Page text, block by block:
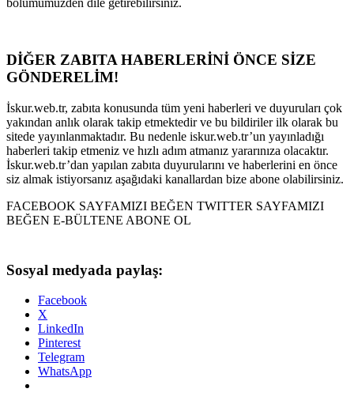
DİĞER ZABITA HABERLERİNİ ÖNCE SİZE
GÖNDERELİM!
İskur.web.tr, zabıta konusunda tüm yeni haberleri ve duyuruları çok
yakından anlık olarak takip etmektedir ve bu bildiriler ilk olarak bu
sitede yayınlanmaktadır. Bu nedenle iskur.web.tr’un yayınladığı
haberleri takip etmeniz ve hızlı adım atmanız yararınıza olacaktır.
İskur.web.tr’dan yapılan zabıta duyurularını ve haberlerini en önce
siz almak istiyorsanız aşağıdaki kanallardan bize abone olabilirsiniz.
FACEBOOK SAYFAMIZI BEĞEN TWITTER SAYFAMIZI
BEĞEN E-BÜLTENE ABONE OL
Sosyal medyada paylaş:
Facebook
X
LinkedIn
Pinterest
Telegram
WhatsApp